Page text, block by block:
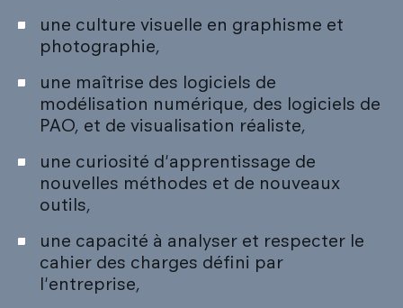
une culture visuelle en graphisme et
photographie,
une maîtrise des logiciels de
modélisation numérique, des logiciels de
PAO, et de visualisation réaliste,
une curiosité d'apprentissage de
nouvelles méthodes et de nouveaux
outils,
une capacité à analyser et respecter le
cahier des charges défini par
l'entreprise,